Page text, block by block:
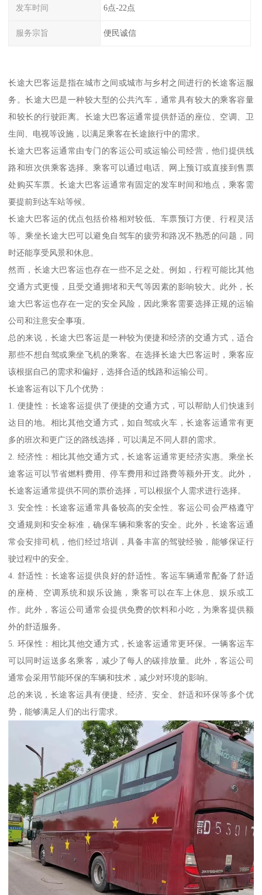
发车时间 6点-22点
服务宗旨 便民诚信
长途大巴客运是指在城市之间或城市与乡村之间进行的长途客运服
务。长途大巴是一种较大型的公共汽车，通常具有较大的乘客容量
和较长的行驶距离。长途大巴客运通常提供舒适的座位、空调、卫
生间、电视等设施，以满足乘客在长途旅行中的需求。
长途大巴客运通常由专门的客运公司或运输公司经营，他们提供线
路和班次供乘客选择。乘客可以通过电话、网上预订或直接到售票
处购买车票。长途大巴客运通常有固定的发车时间和地点，乘客需
要提前到达车站等候。
长途大巴客运的优点包括价格相对较低、车票预订方便、行程灵活
等。乘坐长途大巴可以避免自驾车的疲劳和路况不熟悉的问题，同
时还能享受风景和休息。
然而，长途大巴客运也存在一些不足之处。例如，行程可能比其他
交通方式更慢，且受交通拥堵和天气等因素的影响较大。此外，长
途大巴客运也存在一定的安全风险，因此乘客需要选择正规的运输
公司和注意安全事项。
总的来说，长途大巴客运是一种较为便捷和经济的交通方式，适合
那些不想自驾或乘坐飞机的乘客。在选择长途大巴客运时，乘客应
该根据自己的需求和偏好，选择合适的线路和运输公司。
长途客运有以下几个优势：
1. 便捷性：长途客运提供了便捷的交通方式，可以帮助人们快速到
达目的地。相比其他交通方式，如自驾或火车，长途客运通常有更
多的班次和更广泛的路线选择，可以满足不同人群的需求。
2. 经济性：相比其他交通方式，长途客运通常更经济实惠。乘坐长
途客运可以节省燃料费用、停车费用和过路费等额外开支。此外，
长途客运通常提供不同的票价选择，可以根据个人需求进行选择。
3. 安全性：长途客运通常具备较高的安全性。客运公司会严格遵守
交通规则和安全标准，确保车辆和乘客的安全。此外，长途客运通
常会安排司机，他们经过培训，具备丰富的驾驶经验，能够保证行
驶过程中的安全。
4. 舒适性：长途客运提供良好的舒适性。客运车辆通常配备了舒适
的座椅、空调系统和娱乐设施，乘客可以在车上休息、娱乐或工
作。此外，客运公司通常会提供免费的饮料和小吃，为乘客提供额
外的舒适服务。
5. 环保性：相比其他交通方式，长途客运通常更环保。一辆客运车
可以同时运送多名乘客，减少了每人的碳排放量。此外，客运公司
通常会采用节能环保的车辆和技术，减少对环境的影响。
总的来说，长途客运具有便捷、经济、安全、舒适和环保等多个优
势，能够满足人们的出行需求。